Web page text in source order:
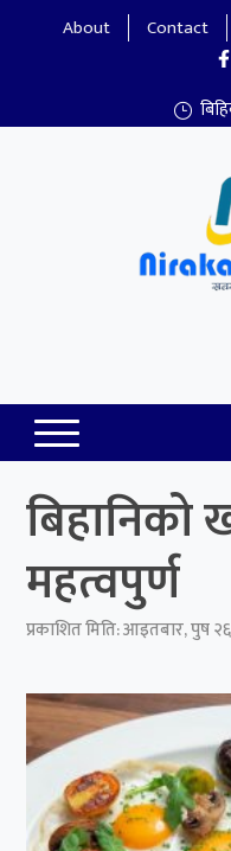
About Contact
बिहानिको
महत्वपुर्ण
प्रकाशित मिति:आइतबार, पुष